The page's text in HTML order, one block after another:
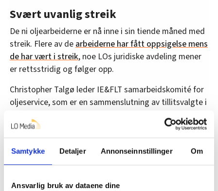
Samtykke Detaljer Annonseinnstillinger Om
Ansvarlig bruk av dataene dine
Svært uvanlig streik
De ni oljearbeiderne er nå inne i sin tiende måned med
streik. Flere av de arbeiderne har fått oppsigelse mens
de har vært i streik, noe LOs juridiske avdeling mener
er rettsstridig og følger opp.
Christopher Talgø leder IE&FLT samarbeidskomité for
oljeservice, som er en sammenslutning av tillitsvalgte i
Han er også tillitsvalgt i Archer, hvor det ble varslet
sympatistreik.
–Det er ekstremt viktig at de ansatte får
tariffavtale når de krever det. Oljeserviceavtalen,